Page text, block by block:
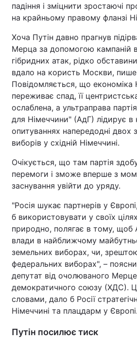
падіння і зміцнити зростаючі
на крайньому правому фланзі
Хоча Путін давно прагнув
Мерца за допомогою кампаній
гібридних атак, рідко
вдало на користь Москви, пише
Повідомляється, що економіка
переживає спад, її
ослаблена, а ультраправа
для Німеччини" (АдГ) лідирує в
опитуваннях напередодні двох
виборів у східній Німеччині.
Очікується, що там партія
перемоги і зможе вперше з
заснування увійти до уряду.
"Росія шукає партнерів у
б використовувати у своїх
природно, полягає в тому,
влади в найближчому
земельних виборах, чи,
федеральних виборах", –
депутат від очолюваного
демократичного союзу (ХДС).
словами, дало б Росії
Німеччині та плацдарм у Європі.
Путін посилює тиск